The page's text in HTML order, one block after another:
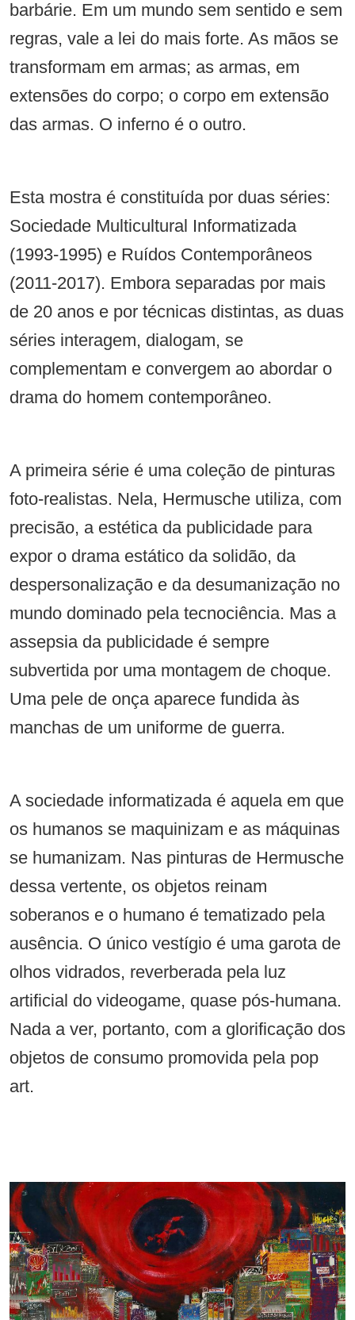
barbárie. Em um mundo sem sentido e sem
regras, vale a lei do mais forte. As mãos se
transformam em armas; as armas, em
extensões do corpo; o corpo em extensão
das armas. O inferno é o outro.
Esta mostra é constituída por duas séries:
Sociedade Multicultural Informatizada
(1993-1995) e Ruídos Contemporâneos
(2011-2017). Embora separadas por mais
de 20 anos e por técnicas distintas, as duas
séries interagem, dialogam, se
complementam e convergem ao abordar o
drama do homem contemporâneo.
A primeira série é uma coleção de pinturas
foto-realistas. Nela, Hermusche utiliza, com
precisão, a estética da publicidade para
expor o drama estático da solidão, da
despersonalização e da desumanização no
mundo dominado pela tecnociência. Mas a
assepsia da publicidade é sempre
subvertida por uma montagem de choque.
Uma pele de onça aparece fundida às
manchas de um uniforme de guerra.
A sociedade informatizada é aquela em que
os humanos se maquinizam e as máquinas
se humanizam. Nas pinturas de Hermusche
dessa vertente, os objetos reinam
soberanos e o humano é tematizado pela
ausência. O único vestígio é uma garota de
olhos vidrados, reverberada pela luz
artificial do videogame, quase pós-humana.
Nada a ver, portanto, com a glorificação dos
objetos de consumo promovida pela pop
art.